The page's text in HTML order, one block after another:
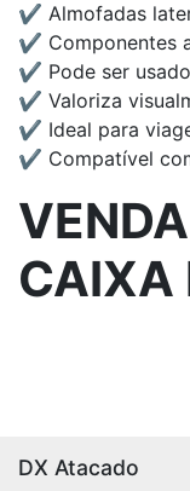
✔ Almofadas
✔ Componentes
✔ Pode ser
✔ Valoriza
✔ Ideal para
✔ Compatível
CAIXA
DX Atacado